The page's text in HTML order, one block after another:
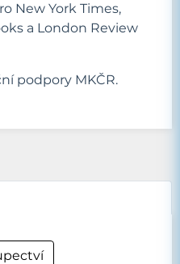
New York Times,
a London Review
podpory MKČR.